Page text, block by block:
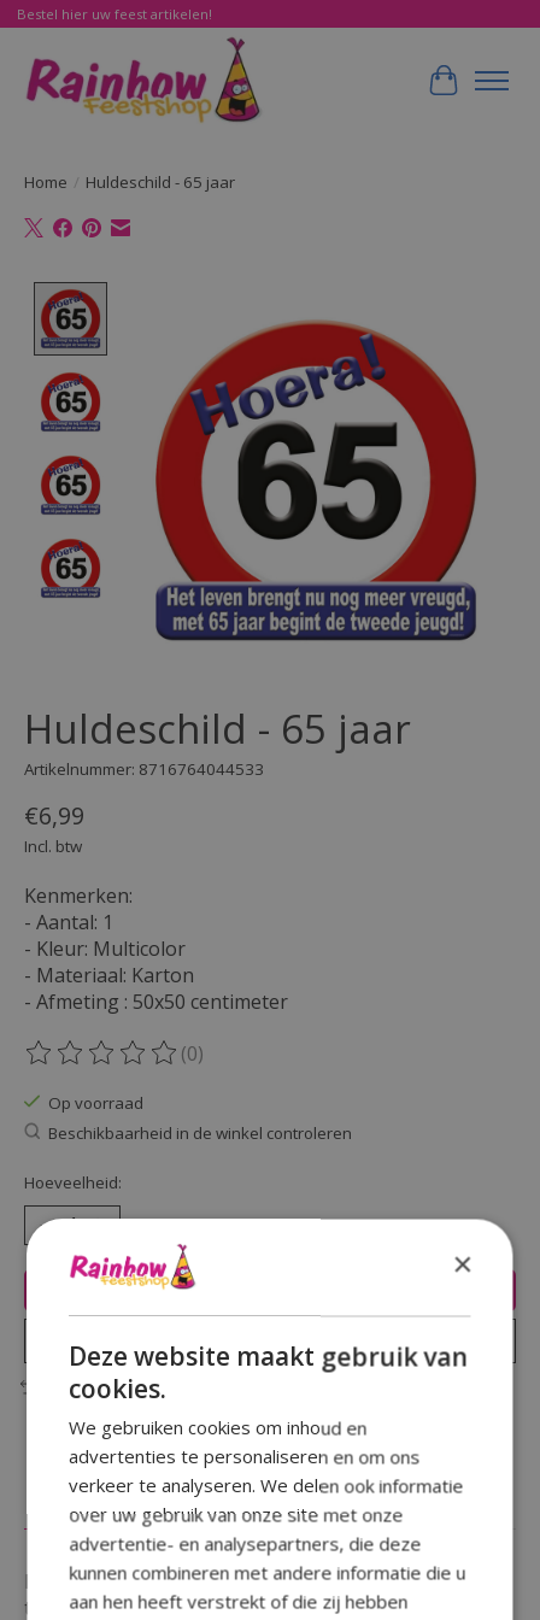
Bestel hier uw feest artikelen!
Home / Huldeschild - 65 jaar
Huldeschild - 65 jaar
Artikelnummer: 8716764044533
€6,99
Incl. btw
Kenmerken:
- Aantal: 1
- Kleur: Multicolor
- Materiaal: Karton
- Afmeting : 50x50 centimeter
De beoordeling van dit product is
(0)
Op voorraad
Beschikbaarheid in de winkel controleren
Hoeveelheid:
Toevoegen aan winkelwagen
Plaats bestelling
Toevoegen om te vergelijken
Beschrijving Reviews (0)
Ben je op zoek naar een aanvulling op je decoratie of
toevoeging waardoor je feest opvalt ?
×
Deze website maakt gebruik van
cookies.
We gebruiken cookies om inhoud en
advertenties te personaliseren en om ons
verkeer te analyseren. We delen ook informatie
over uw gebruik van onze site met onze
advertentie- en analysepartners, die deze
kunnen combineren met andere informatie die u
aan hen heeft verstrekt of die zij hebben